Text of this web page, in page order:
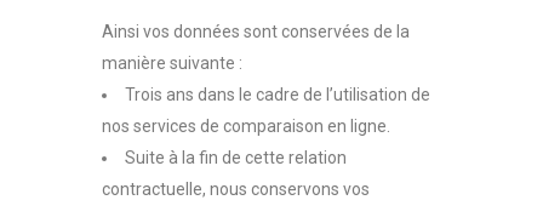
Ainsi vos données sont conservées de la
manière suivante :
Trois ans dans le cadre de l’utilisation de
nos services de comparaison en ligne.
Suite à la fin de cette relation
contractuelle, nous conservons vos